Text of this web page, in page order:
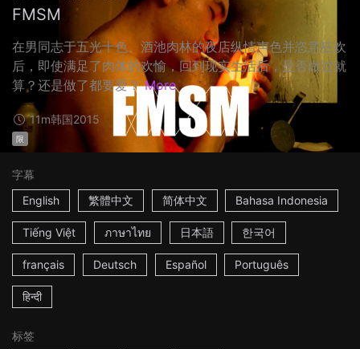
FMSM
在男同志于五光十色、酒池肉林的夜店纵情声色并恣意狂欢
后，即使满足了肉体的欢愉，回到现实生活后，是否做过就
算？还是做了都要爱？ More
11m韩国2015
限
字幕
English
繁體中文 简体中文 Bahasa Indonesia
Tiếng Việt ภาษาไทย 日本語 한국어
français Deutsch Español Português
हिन्दी
标签